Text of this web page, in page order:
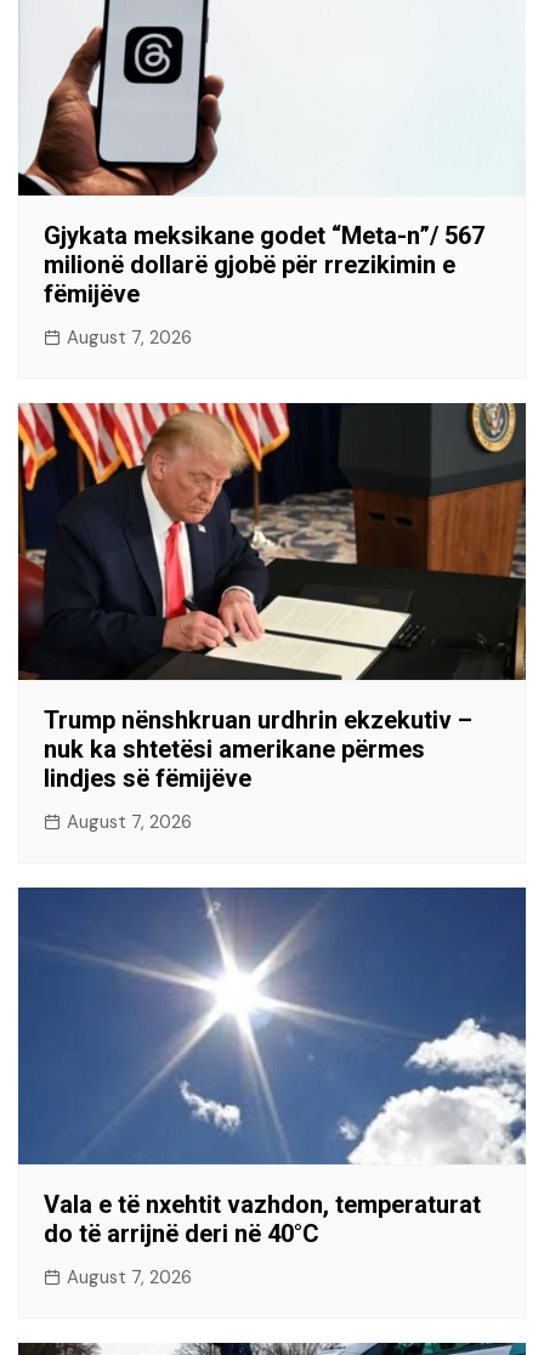
Gjykata meksikane godet “Meta-n”/ 567
milionë dollarë gjobë për rrezikimin e
fëmijëve
August 7, 2026
Trump nënshkruan urdhrin ekzekutiv –
nuk ka shtetësi amerikane përmes
lindjes së fëmijëve
August 7, 2026
Vala e të nxehtit vazhdon, temperaturat
do të arrijnë deri në 40°C
August 7, 2026